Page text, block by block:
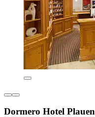
Dormero Hotel Plauen